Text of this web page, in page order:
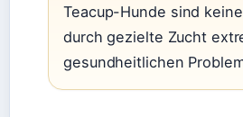
Teacup-Hunde sind
durch gezielte Zucht
gesundheitlichen